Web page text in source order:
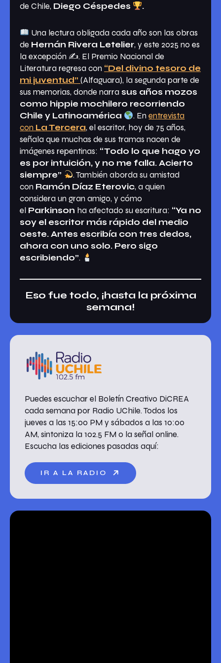
de Chile, Diego Céspedes .
Una lectura obligada cada año son las obras
de Hernán Rivera Letelier, y este 2025 no es
la excepción ✍️. El Premio Nacional de
Literatura regresa con “Del divino tesoro de
mi juventud” (Alfaguara), la segunda parte de
sus memorias, donde narra sus años mozos
como hippie mochilero recorriendo
Chile y Latinoamérica
. Enentrevista
con La Tercera, el escritor, hoy de 75 años,
señala que muchas de sus tramas nacen de
imágenes repentinas: “Todo lo que hago yo
es por intuición, y no me falla. Acierto
siempre”
. También aborda su amistad
con Ramón Díaz Eterovic, a quien
considera un gran amigo, y cómo
el Parkinson ha afectado su escritura: “Ya no
soy el escritor más rápido del medio
oeste. Antes escribía con tres dedos,
ahora con uno solo. Pero sigo
escribiendo”.
Eso fue todo, ¡hasta la próxima
semana!
Puedes escuchar el Boletín Creativo DiCREA
cada semana por Radio UChile. Todos los
jueves a las 15:00 PM y sábados a las 10:00
AM, sintoniza la 102.5 FM o la señal online.
Escucha las ediciones pasadas aquí:
IR A LA RADIO